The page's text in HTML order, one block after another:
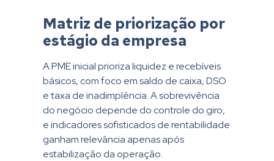
Matriz de priorização por
estágio da empresa
A PME inicial prioriza liquidez e recebíveis
básicos, com foco em saldo de caixa, DSO
e taxa de inadimplência. A sobrevivência
do negócio depende do controle do giro,
e indicadores sofisticados de rentabilidade
ganham relevância apenas após
estabilização da operação.